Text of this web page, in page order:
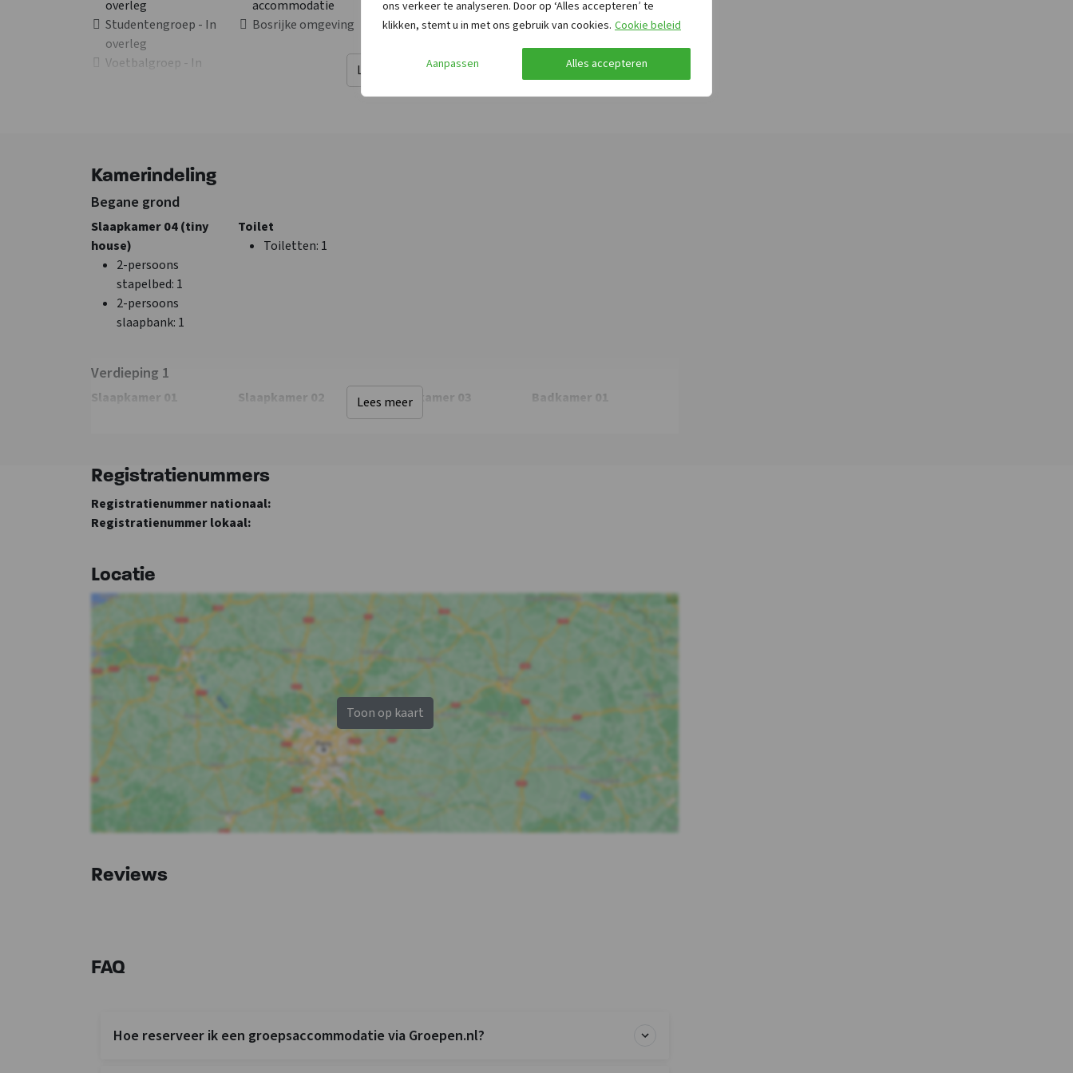
ons verkeer te analyseren. Door op ‘Alles accepteren’ te
klikken, stemt u in met ons gebruik van cookies. Cookie beleid
Aanpassen Alles accepteren
accommodatie
Bosrijke omgeving
Speelveld
Kampvuurplaats
Aparte woonruimte
CV Aanwezig
Wifi
Wasmachine
TV
overleg
Studentengroep - In
overleg
Voetbalgroep - In
Aantal personen
Standaard
opgemaakte bedden
km
Soort fornuis: Inductie
Open keuken
Koelkast
Vloer keuken: Hout
Vriezer
Vaatwasser
Magnetron
Bedden
Lees meer
Kamerindeling
Begane grond
Slaapkamer 04 (tiny
house)
2-persoons
stapelbed: 1
2-persoons
slaapbank: 1
Toilet
Toiletten: 1
Verdieping 1
Slaapkamer 01
Slaapkamer 02
1- persoonsbed: 2
Slaapkamer 03
1- persoonsbed
Badkamer 01
Lees meer
Registratienummers
Registratienummer nationaal:
Registratienummer lokaal:
Locatie
Toon op kaart
Reviews
FAQ
Hoe reserveer ik een groepsaccommodatie via Groepen.nl?